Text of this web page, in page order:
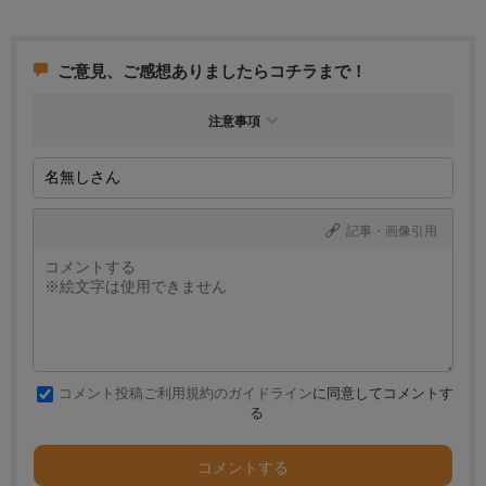
ご意見、ご感想ありましたらコチラまで！
注意事項
記事・画像引用
コメント投稿ご利用規約のガイドラインに同意してコメントす
る
コメントする